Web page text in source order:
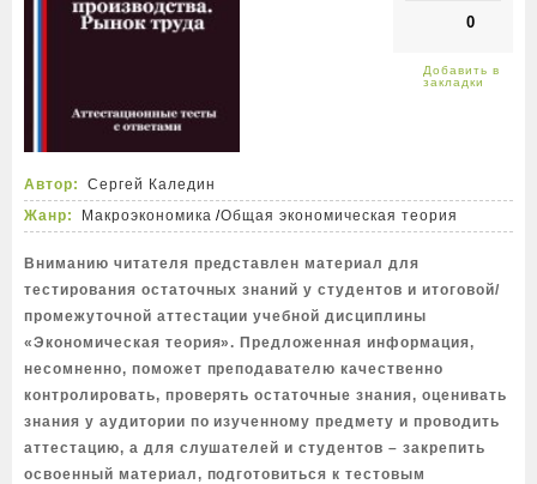
0
Автор:
Сергей Каледин
Жанр:
Макроэкономика /Общая экономическая теория
Вниманию читателя представлен материал для
тестирования остаточных знаний у студентов и итоговой/
промежуточной аттестации учебной дисциплины
«Экономическая теория». Предложенная информация,
несомненно, поможет преподавателю качественно
контролировать, проверять остаточные знания, оценивать
знания у аудитории по изученному предмету и проводить
аттестацию, а для слушателей и студентов – закрепить
освоенный материал, подготовиться к тестовым